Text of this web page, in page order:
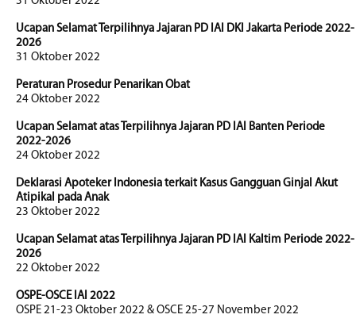
Ucapan Selamat Terpilihnya Jajaran PD IAI DKI Jakarta Periode 2022-
2026
31 Oktober 2022
Peraturan Prosedur Penarikan Obat
24 Oktober 2022
Ucapan Selamat atas Terpilihnya Jajaran PD IAI Banten Periode
2022-2026
24 Oktober 2022
Deklarasi Apoteker Indonesia terkait Kasus Gangguan Ginjal Akut
Atipikal pada Anak
23 Oktober 2022
Ucapan Selamat atas Terpilihnya Jajaran PD IAI Kaltim Periode 2022-
2026
22 Oktober 2022
OSPE-OSCE IAI 2022
OSPE 21-23 Oktober 2022 & OSCE 25-27 November 2022